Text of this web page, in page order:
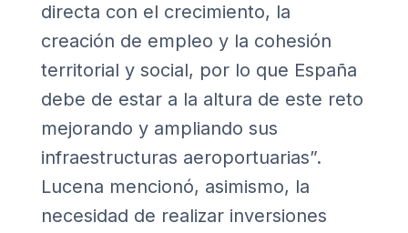
directa con el crecimiento, la
creación de empleo y la cohesión
territorial y social, por lo que España
debe de estar a la altura de este reto
mejorando y ampliando sus
infraestructuras aeroportuarias”.
Lucena mencionó, asimismo, la
necesidad de realizar inversiones